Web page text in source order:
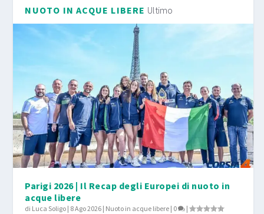
NUOTO IN ACQUE LIBERE Ultimo
Parigi 2026 | Il Recap degli Europei di nuoto in
acque libere
di Luca Soligo | 8 Ago 2026 | Nuoto in acque libere | 0 |